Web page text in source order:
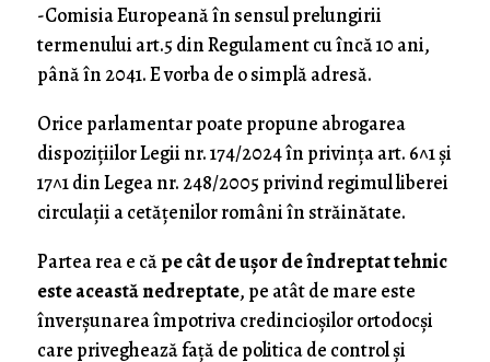
-Comisia Europeană în sensul prelungirii
termenului art.5 din Regulament cu încă 10 ani,
până în 2041. E vorba de o simplă adresă.
Orice parlamentar poate propune abrogarea
dispozițiilor Legii nr. 174/2024 în privința art. 6^1 și
17^1 din Legea nr. 248/2005 privind regimul liberei
circulații a cetățenilor români în străinătate.
Partea rea e căpe cât de ușor de îndreptat tehnic
este această nedreptate, pe atât de mare este
înverșunarea împotriva credincioșilor ortodocși
care priveghează față de politica de control și